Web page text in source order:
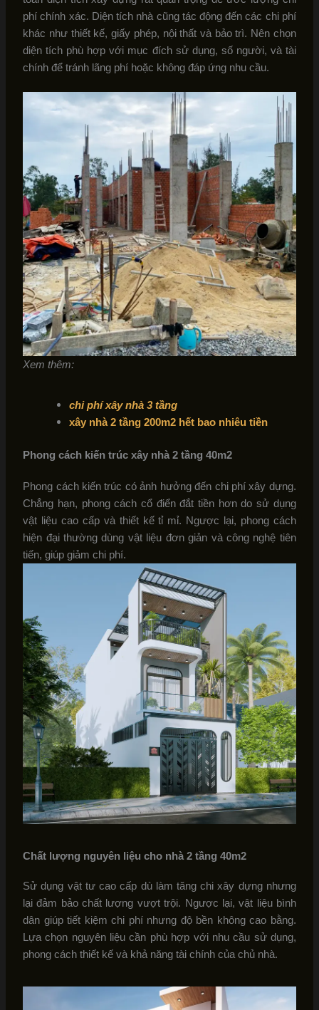
phí chính xác. Diện tích nhà cũng tác động đến các chi phí
khác như thiết kế, giấy phép, nội thất và bảo trì. Nên chọn
diện tích phù hợp với mục đích sử dụng, số người, và tài
chính để tránh lãng phí hoặc không đáp ứng nhu cầu.
Xem thêm:
chi phí xây nhà 3 tầng
xây nhà 2 tầng 200m2 hết bao nhiêu tiền
Phong cách kiến trúc xây nhà 2 tầng 40m2
Phong cách kiến trúc có ảnh hưởng đến chi phí xây dựng.
Chẳng hạn, phong cách cổ điển đắt tiền hơn do sử dụng
vật liệu cao cấp và thiết kế tỉ mỉ. Ngược lại, phong cách
hiện đại thường dùng vật liệu đơn giản và công nghệ tiên
tiến, giúp giảm chi phí.
Chất lượng nguyên liệucho nhà 2 tầng 40m2
Sử dụng vật tư cao cấp dù làm tăng chi xây dựng nhưng
lại đảm bảo chất lượng vượt trội. Ngược lại, vật liệu bình
dân giúp tiết kiệm chi phí nhưng độ bền không cao bằng.
Lựa chọn nguyên liệu cần phù hợp với nhu cầu sử dụng,
phong cách thiết kế và khả năng tài chính của chủ nhà.